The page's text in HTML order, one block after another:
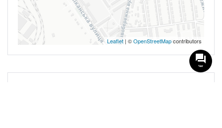
Leaflet | ©OpenStreetMapcontributors
Чат